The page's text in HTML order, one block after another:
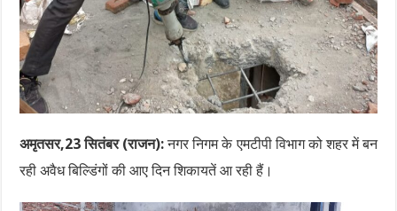
अमृतसर,23 सितंबर (राजन):नगर निगम के एमटीपी विभाग को शहर में बन
रही अवैध बिल्डिंगों की आए दिन शिकायतें आ रही हैं।